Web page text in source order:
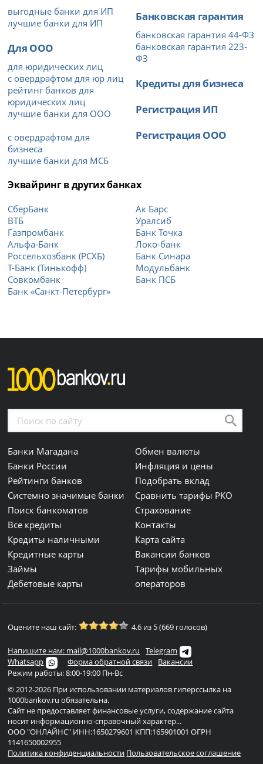
выгодные банки для ИП
лучшие банки для ИП
Для ООО
для юридических лиц
с овердрафтом для юр лиц
рейтинг банков для
юридических лиц
лучшие банки для ООО
с овердрафтом для
бизнеса
лучшие банки для МСБ
Банковская гарантия
банковская гарантия 44-ФЗ
банковская гарантия 223-
ФЗ
Кредиты для бизнеса
Регистрация ИП
Регистрация ООО
Эквайринг в других банках
СберБанк
ВТБ
Газпромбанк
Альфа-Банк
Россельхозбанк (РСХБ)
Т-Банк (Тинькофф)
Совкомбанк
Банк «Санкт-Петербург»
Ак Барс
Уралсиб
Банк Точка
Локо-банк
Банк Синара
Модульбанк
Банк ПСБ
Банки Магадана
Банки России
Рейтинги банков
Системно значимые банки
Поиск банкоматов
Все кредиты
Кредиты наличными
Кредитные карты
Займы
Дебетовые карты
Обмен валюты
Инфляция и цены
Подобрать вклад
Сравнить тарифы РКО
Страхование
Контакты
Карта сайта
Вакансии банков
Тарифы мобильных
операторов
Оцените наш сайт: 4.6 из 5 (669 голосов)
Напишите нам: mail@1000bankov.ru
Telegram
Whatsapp
Форма обратной связи
Вакансии
Режим работы: 8:00-19:00 Пн-Вс
© 2012-2026 При использовании материалов гиперссылка на
1000bankov.ru обязательна.
Сайт не предоставляет финансовые услуги, содержание сайта
носит информационно-справочный характер...
ООО "ОНЛАЙНС" ИНН:1650279601 КПП:165901001 ОГРН
1141650002955
Политика конфиденциальности Пользовательское соглашение